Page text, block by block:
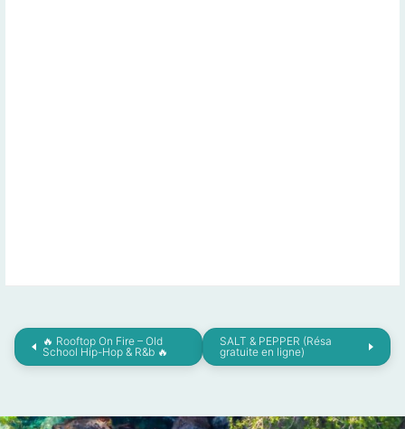
🔥 Rooftop On Fire – Old
School Hip-Hop & R&b 🔥
SALT & PEPPER (Résa
gratuite en ligne)